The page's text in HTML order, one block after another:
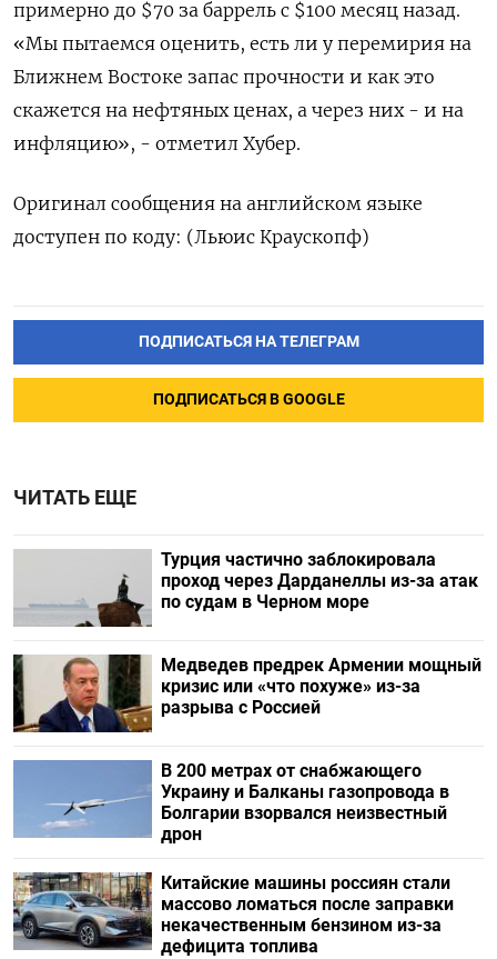
примерно до $70 за баррель с $100 месяц назад.
«Мы пытаемся оценить, есть ли ​у перемирия на
Ближнем Востоке запас прочности и как это
скажется на нефтяных ценах, а через них - ‌и на
инфляцию», - отметил Хубер.
Оригинал сообщения на английском языке
доступен по коду: (Льюис Краускопф)
ПОДПИСАТЬСЯ НА ТЕЛЕГРАМ
ПОДПИСАТЬСЯ В GOOGLE
ЧИТАТЬ ЕЩЕ
Турция частично заблокировала
проход через Дарданеллы из-за атак
по судам в Черном море
Медведев предрек Армении мощный
кризис или «что похуже» из-за
разрыва с Россией
В 200 метрах от снабжающего
Украину и Балканы газопровода в
Болгарии взорвался неизвестный
дрон
Китайские машины россиян стали
массово ломаться после заправки
некачественным бензином из-за
дефицита топлива